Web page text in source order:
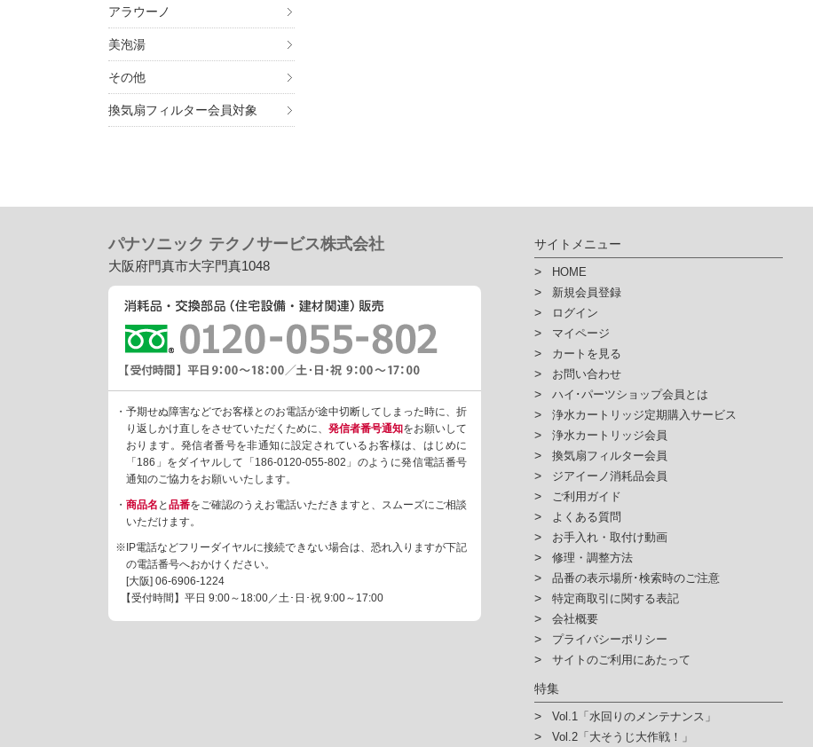
アラウーノ
美泡湯
その他
換気扇フィルター会員対象
パナソニック テクノサービス株式会社
大阪府門真市大字門真1048
・予期せぬ障害などでお客様とのお電話が途中切断してしまった時に、折
り返しかけ直しをさせていただくために、 発信者番号通知をお願いして
おります。発信者番号を非通知に設定されているお客様は、はじめに
「186」をダイヤルして「186-0120-055-802」のように発信電話番号
通知のご協力をお願いいたします。
・ 商品名 と 品番をご確認のうえお電話いただきますと、スムーズにご相談
いただけます。
※IP電話などフリーダイヤルに接続できない場合は、恐れ入りますが下記
の電話番号へおかけください。
[大阪] 06-6906-1224
【受付時間】平日 9:00～18:00／土･日･祝 9:00～17:00
サイトメニュー
HOME
新規会員登録
ログイン
マイページ
カートを見る
お問い合わせ
ハイ･パーツショップ会員とは
浄水カートリッジ定期購入サービス
浄水カートリッジ会員
換気扇フィルター会員
ジアイーノ消耗品会員
ご利用ガイド
よくある質問
お手入れ・取付け動画
修理・調整方法
品番の表示場所･検索時のご注意
特定商取引に関する表記
会社概要
プライバシーポリシー
サイトのご利用にあたって
特集
Vol.1「水回りのメンテナンス」
Vol.2「大そうじ大作戦！」